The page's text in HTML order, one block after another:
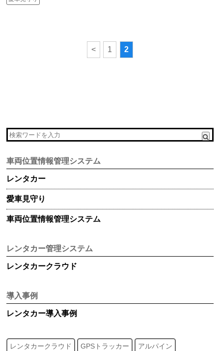
車両位置情報管理システム
レンタカー
愛車見守り
車両位置情報管理システム
レンタカー管理システム
レンタカークラウド
導入事例
レンタカー導入事例
レンタカークラウド GPSトラッカー アルパイン
< 1 2